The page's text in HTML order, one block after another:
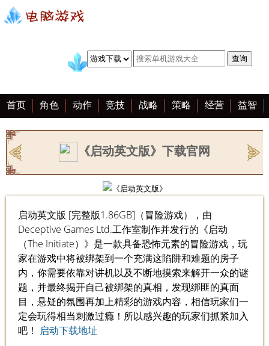
首页 角色 动作 竞技 战略 策略 经营 益智
冒险 棋牌 赛车 手游 恋爱 客户端 大全
《启动英文版》下载官网
启动英文版 [完整版1.86GB]（冒险游戏），由
Deceptive Games Ltd.工作室制作并发行的《启动
（The Initiate）》是一款具备恐怖元素的冒险游戏，玩
家在游戏中将被绑架到一个充满这陷阱和难题的房子
内，你需要依靠对讲机以及不断地摸索来解开一众的谜
题，并最终揭开自己被绑架的真相，发现绑匪的真面
目，悬疑的氛围再加上精彩的游戏内容，相信玩家们一
定会玩得相当刺激过瘾！所以感兴趣的玩家们抓紧加入
吧！ 启动下载地址